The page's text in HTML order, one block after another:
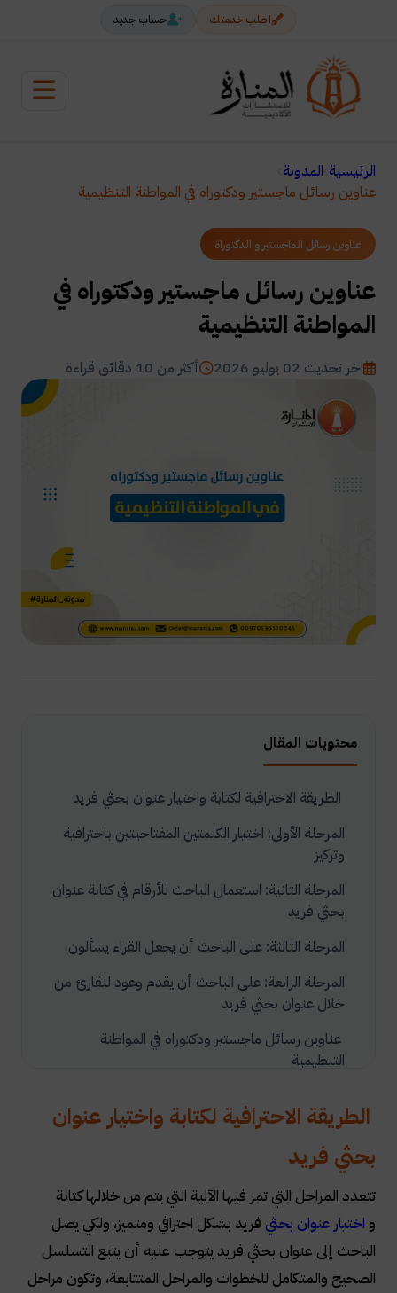
اطلب خدمتك حساب جديد
الرئيسية المدونة
عناوين رسائل ماجستير ودكتوراه في المواطنة التنظيمية
عناوين رسائل الماجستير و الدكتوراة
عناوين رسائل ماجستير ودكتوراه في
المواطنة التنظيمية
اخر تحديث 02 يوليو 2026 أكثر من 10 دقائق قراءة
محتويات المقال
الطريقة الاحترافية لكتابة واختيار عنوان بحثي فريد
المرحلة الأولى: اختيار الكلمتين المفتاحيتين باحترافية
وتركيز
المرحلة الثانية: استعمال الباحث للأرقام في كتابة عنوان
بحثي فريد
المرحلة الثالثة: على الباحث أن يجعل القراء يسألون
المرحلة الرابعة: على الباحث أن يقدم وعود للقارئ من
خلال عنوان بحثي فريد
عناوين رسائل ماجستير ودكتوراه في المواطنة
التنظيمية
سنة النشر
نوع العمل
عناوين بحوث ماجستير ودكتوراه في المواطنة
التنظيمية
عناوين رسائل ماجستير ودكتوراه في المواطنة
التنظيمية
الطريقة الاحترافية لكتابة واختيار عنوان
بحثي فريد
تتعدد المراحل التي تمر فيها الآلية التي يتم من خلالها كتابة
و اختيار عنوان بحثي فريد بشكل احترافي ومتميز، ولكي يصل
الباحث إلى عنوان بحثي فريد يتوجب عليه أن يتبع التسلسل
الصحيح والمتكامل للخطوات والمراحل المتتابعة، وتكون مراحل